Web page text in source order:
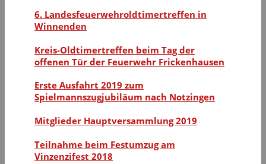
6. Landesfeuerwehroldtimertreffen in
Winnenden
Kreis-Oldtimertreffen beim Tag der
offenen Tür der Feuerwehr Frickenhausen
Erste Ausfahrt 2019 zum
Spielmannszugjubiläum nach Notzingen
Mitglieder Hauptversammlung 2019
Teilnahme beim Festumzug am
Vinzenzifest 2018